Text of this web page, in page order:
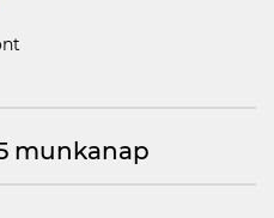
munkanap